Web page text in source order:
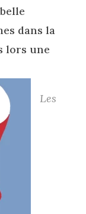
dans la
lors une
Les